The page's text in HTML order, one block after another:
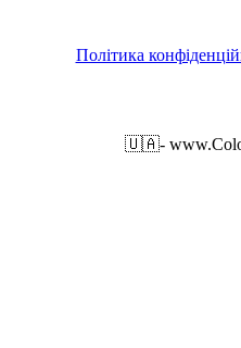
Політика
🇺🇦-